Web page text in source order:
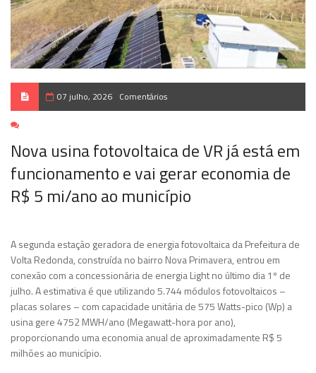
07 julho, 2026 Comentários
Nova usina fotovoltaica de VR já está em
funcionamento e vai gerar economia de
R$ 5 mi/ano ao município
A segunda estação geradora de energia fotovoltaica da Prefeitura de
Volta Redonda, construída no bairro Nova Primavera, entrou em
conexão com a concessionária de energia Light no último dia 1º de
julho. A estimativa é que utilizando 5.744 módulos fotovoltaicos –
placas solares – com capacidade unitária de 575 Watts-pico (Wp) a
usina gere 4752 MWH/ano (Megawatt-hora por ano),
proporcionando uma economia anual de aproximadamente R$ 5
milhões ao município.